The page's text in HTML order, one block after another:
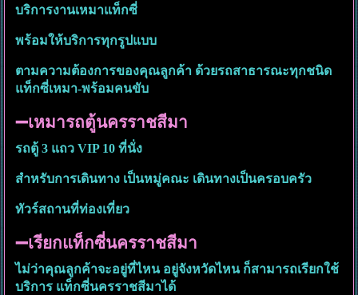
บริการงานเหมาแท็กซี่
พร้อมให้บริการทุกรูปแบบ
ตามความต้องการของคุณลูกค้า ด้วยรถสาธารณะทุกชนิด
แท็กซี่เหมา-พร้อมคนขับ
➖เหมารถตู้นครราชสีมา
รถตู้ 3 แถว VIP 10 ที่นั่ง
สำหรับการเดินทาง เป็นหมู่คณะ เดินทางเป็นครอบครัว
ทัวร์สถานที่ท่องเที่ยว
➖เรียกแท็กซี่นครราชสีมา
ไม่ว่าคุณลูกค้าจะอยู่ที่ไหน อยู่จังหวัดไหน ก็สามารถเรียกใช้
บริการ แท็กซี่นครราชสีมาได้